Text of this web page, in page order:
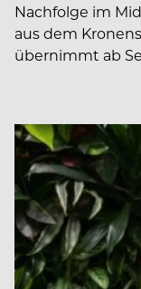
Nachfolge im
aus dem
übernimmt ab